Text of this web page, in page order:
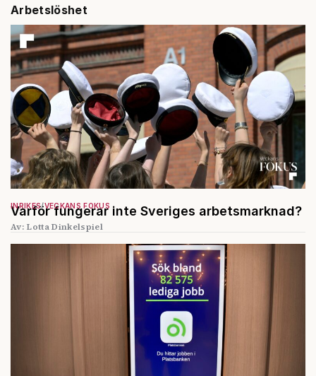
Arbetslöshet
Varför fungerar inte Sveriges arbetsmarknad?
INRIKES VECKANS FOKUS
Av: Lotta Dinkelspiel